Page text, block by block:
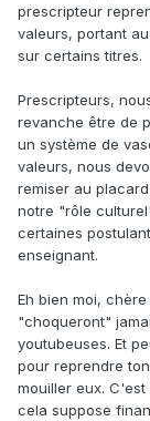
prescripteur
valeurs, portant
sur certains titres.
Prescripteurs,
revanche être de
un système de
valeurs, nous
remiser au
notre "rôle
certaines
enseignant.
Eh bien moi,
"choqueront"
youtubeuses. Et
pour reprendre
mouiller eux.
cela suppose